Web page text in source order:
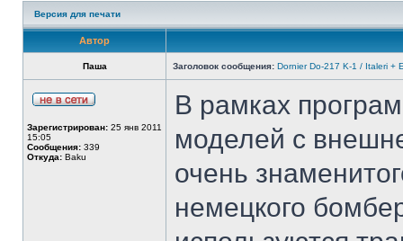
Версия для печати
Автор
Паша Заголовок сообщения: Dornier Do-217 K-1 / Italeri +
Зарегистрирован: 25 янв 2011
15:05
Сообщения: 339
Откуда: Baku
В рамках
моделей с
очень
немецкого